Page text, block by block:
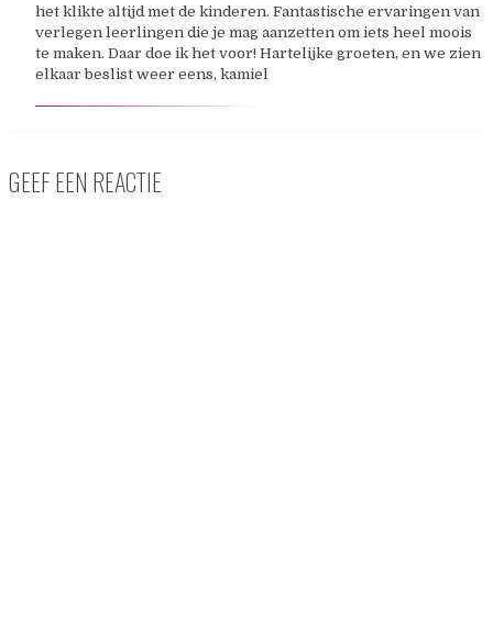
het klikte altijd met de kinderen. Fantastische ervaringen van
verlegen leerlingen die je mag aanzetten om iets heel moois
te maken. Daar doe ik het voor! Hartelijke groeten, en we zien
elkaar beslist weer eens, kamiel
GEEF EEN REACTIE